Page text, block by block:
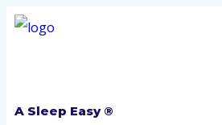
A Sleep Easy ®